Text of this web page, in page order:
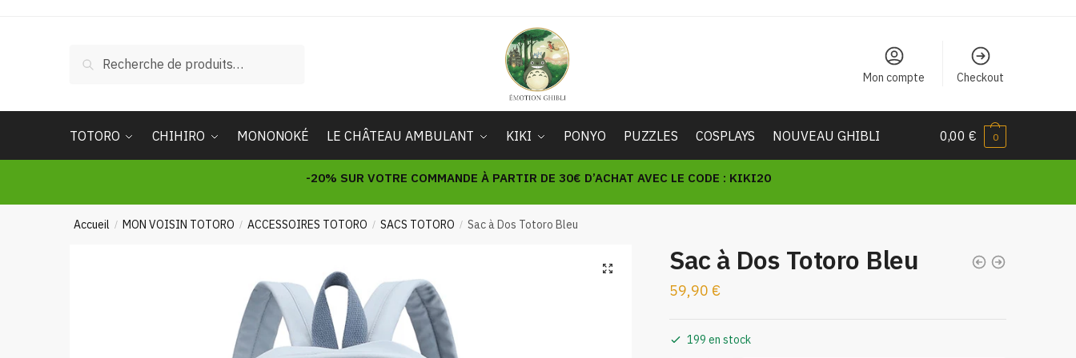
pour :
Recherche
Mon compte Checkout
TOTORO CHIHIRO MONONOKÉ LE CHÂTEAU AMBULANT KIKI PONYO PUZZLES COSPLAYS NOUVEAU GHIBLI 0,00€ 0
-20% SUR VOTRE COMMANDE À PARTIR DE 30€ D’ACHAT AVEC LE CODE : KIKI20
Accueil / MON VOISIN TOTORO / ACCESSOIRES TOTORO / SACS TOTORO / Sac à Dos Totoro Bleu
🔍 Sac à Dos Totoro Bleu
59,90 €
199 en stock